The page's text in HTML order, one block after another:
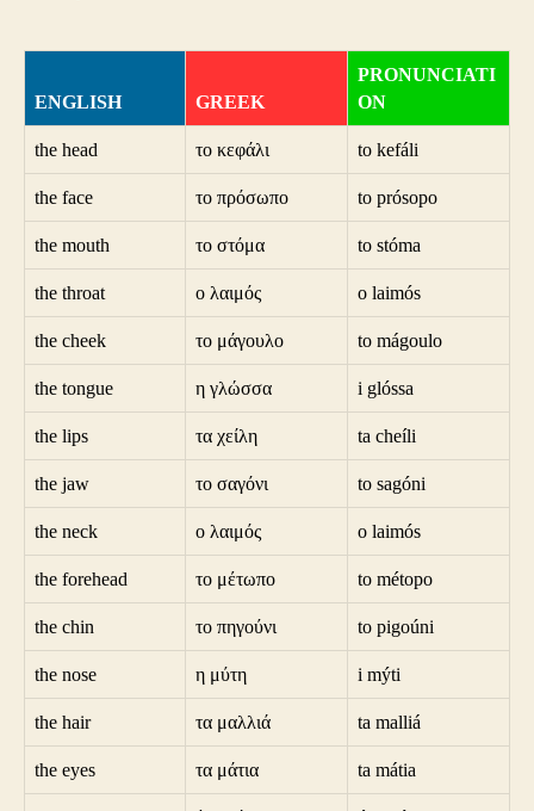
ENGLISH GREEK
PRONUNCIATI
ON
the head το κεφάλι to kefáli
the face το πρόσωπο to prósopo
the mouth το στόμα to stóma
the throat ο λαιμός o laimós
the cheek το μάγουλο to mágoulo
the tongue η γλώσσα i glóssa
the lips τα χείλη ta cheíli
the jaw το σαγόνι to sagóni
the neck ο λαιμός o laimós
the forehead το μέτωπο to métopo
the chin το πηγούνι to pigoúni
the nose η μύτη i mýti
the hair τα μαλλιά ta malliá
the eyes τα μάτια ta mátia